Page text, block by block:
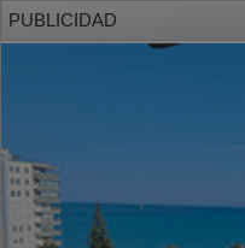
PUBLICIDAD